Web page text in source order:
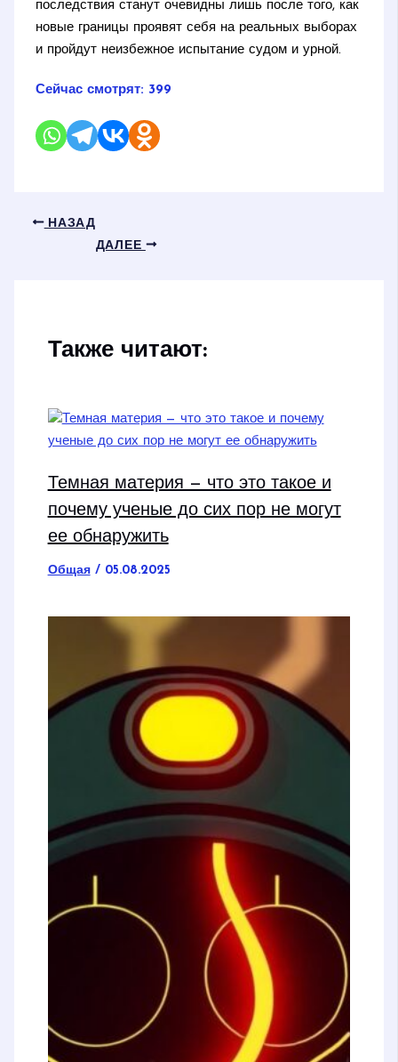
последствия станут очевидны лишь после того, как
новые границы проявят себя на реальных выборах
и пройдут неизбежное испытание судом и урной.
Сейчас смотрят: 399
НАЗАД
ДАЛЕЕ
Также читают:
Темная материя — что это такое и
почему ученые до сих пор не могут
ее обнаружить
Общая/ 05.08.2025